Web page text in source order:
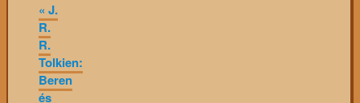
« J.
R.
R.
Tolkien:
Beren
és